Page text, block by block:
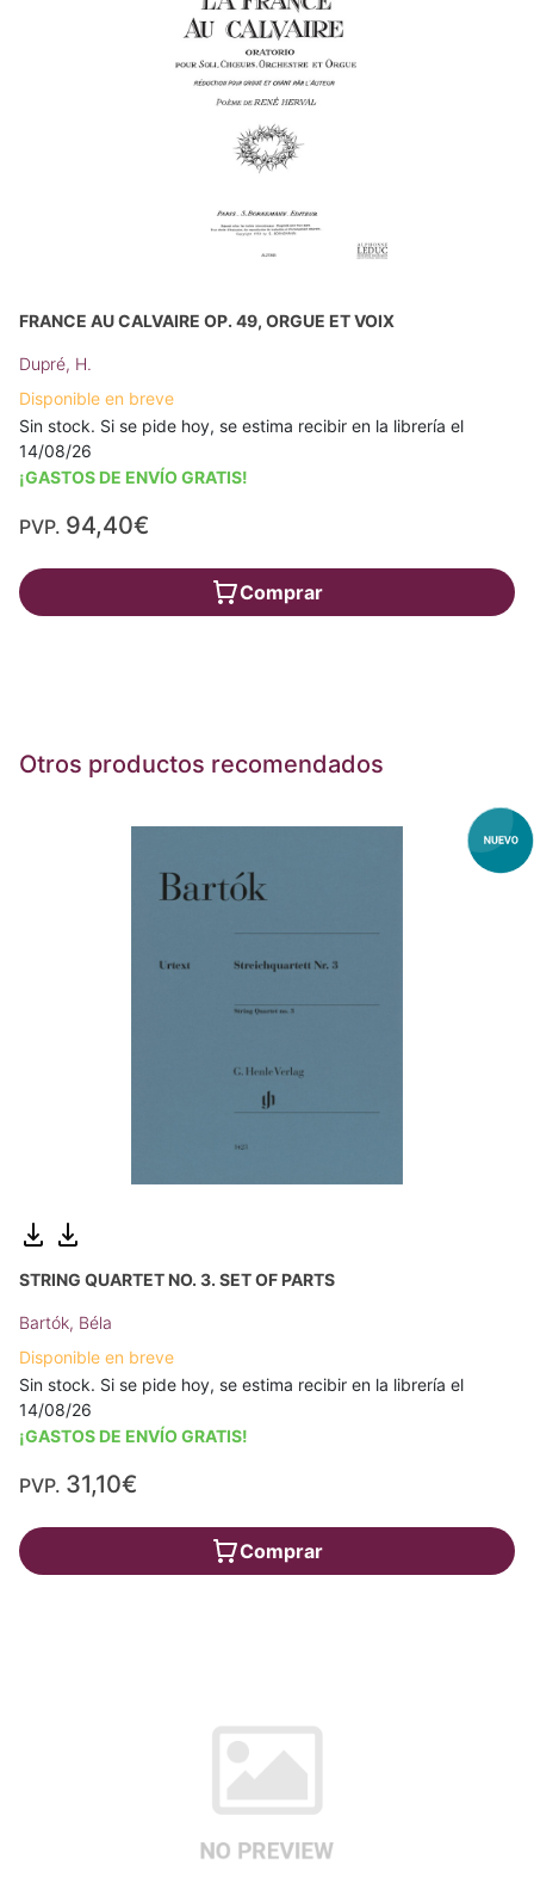
FRANCE AU CALVAIRE OP. 49, ORGUE ET VOIX
Dupré, H.
Disponible en breve
Sin stock. Si se pide hoy, se estima recibir en la librería el
14/08/26
¡GASTOS DE ENVÍO GRATIS!
PVP. 94,40€
Comprar
Otros productos recomendados
STRING QUARTET NO. 3. SET OF PARTS
Bartók, Béla
Disponible en breve
Sin stock. Si se pide hoy, se estima recibir en la librería el
14/08/26
¡GASTOS DE ENVÍO GRATIS!
PVP. 31,10€
Comprar